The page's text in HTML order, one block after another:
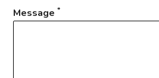
Message*